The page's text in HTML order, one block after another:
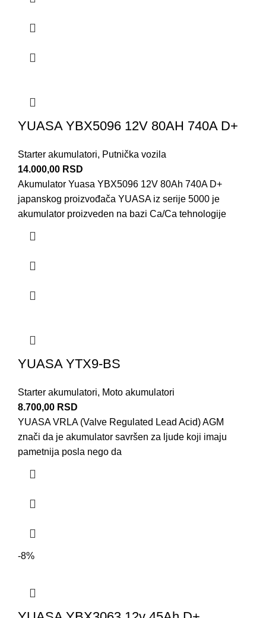
YUASA YBX5096 12V 80AH 740A D+
Starter akumulatori, Putnička vozila
14.000,00 RSD
Akumulator Yuasa YBX5096 12V 80Ah 740A D+
japanskog proizvođača YUASA iz serije 5000 je
akumulator proizveden na bazi Ca/Ca tehnologije
YUASA YTX9-BS
Starter akumulatori, Moto akumulatori
8.700,00 RSD
YUASA VRLA (Valve Regulated Lead Acid) AGM
znači da je akumulator savršen za ljude koji imaju
pametnija posla nego da
-8%